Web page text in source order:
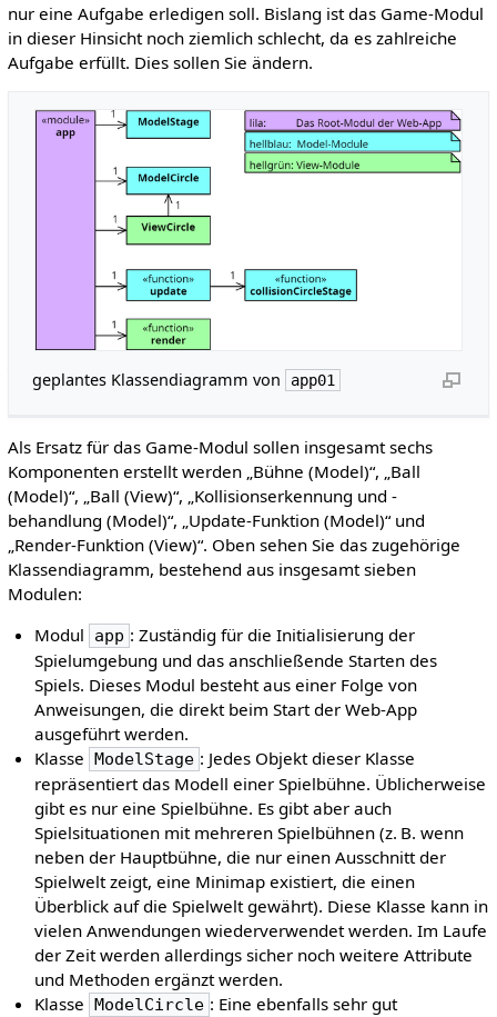
nur eine Aufgabe erledigen soll. Bislang ist das Game-Modul
in dieser Hinsicht noch ziemlich schlecht, da es zahlreiche
Aufgabe erfüllt. Dies sollen Sie ändern.
geplantes Klassendiagramm von app01
Als Ersatz für das Game-Modul sollen insgesamt sechs
Komponenten erstellt werden „Bühne (Model)“, „Ball
(Model)“, „Ball (View)“, „Kollisionserkennung und -
behandlung (Model)“, „Update-Funktion (Model)“ und
„Render-Funktion (View)“. Oben sehen Sie das zugehörige
Klassendiagramm, bestehend aus insgesamt sieben
Modulen:
Modul
app : Zuständig für die Initialisierung der
Spielumgebung und das anschließende Starten des
Spiels. Dieses Modul besteht aus einer Folge von
Anweisungen, die direkt beim Start der Web-App
ausgeführt werden.
Klasse ModelStage : Jedes Objekt dieser Klasse
repräsentiert das Modell einer Spielbühne. Üblicherweise
gibt es nur eine Spielbühne. Es gibt aber auch
Spielsituationen mit mehreren Spielbühnen (z. B. wenn
neben der Hauptbühne, die nur einen Ausschnitt der
Spielwelt zeigt, eine Minimap existiert, die einen
Überblick auf die Spielwelt gewährt). Diese Klasse kann in
vielen Anwendungen wiederverwendet werden. Im Laufe
der Zeit werden allerdings sicher noch weitere Attribute
und Methoden ergänzt werden.
Klasse ModelCircle : Eine ebenfalls sehr gut